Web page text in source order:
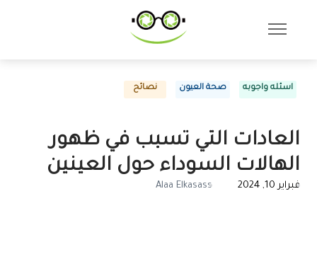
اسئله واجوبه صحة العيون نصائح
العادات التي تسبب في ظهور
الهالات السوداء حول العينين
فبراير 10, 2024 Alaa Elkasass